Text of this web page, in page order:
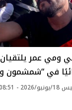
ومي عمر
في “شمشمون
- 08:51 م